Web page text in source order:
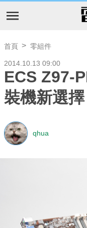
首頁 零組件
2014.10.13 09:00
ECS Z97-
裝機新選擇
qhua